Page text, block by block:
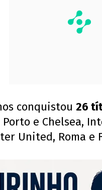
conquistou 26
e Chelsea,
United, Roma e